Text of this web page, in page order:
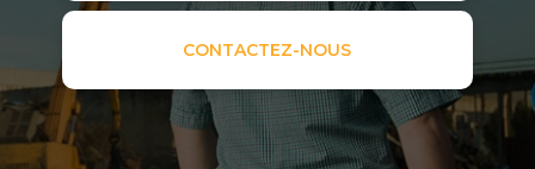
CONTACTEZ-NOUS